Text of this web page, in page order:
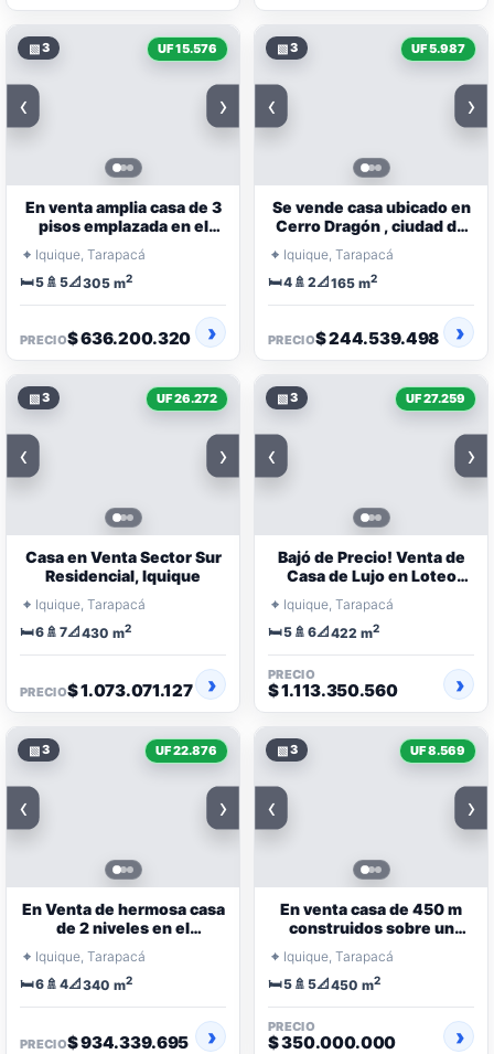
▧3 UF 15.576
‹ ›
En venta amplia casa de 3
pisos emplazada en el
sector Sur de Iquique
⌖ Iquique, Tarapacá
🛏️5 🚿 5📐305 m2
PRECIO$ 636.200.320
▧3 UF 5.987
‹ ›
Se vende casa ubicado en
Cerro Dragón , ciudad de
Iquique.
⌖ Iquique, Tarapacá
🛏️4 🚿 2📐165 m2
PRECIO$ 244.539.498
▧3 UF 26.272
‹ ›
Casa en Venta Sector Sur
Residencial, Iquique
⌖ Iquique, Tarapacá
🛏️6 🚿 7📐430 m2
PRECIO$ 1.073.071.127
▧3 UF 27.259
‹ ›
Bajó de Precio! Venta de
Casa de Lujo en Loteo
Parador del Sol
Huayquique
⌖ Iquique, Tarapacá
🛏️5 🚿 6📐422 m2
PRECIO
$ 1.113.350.560
▧3 UF 22.876
‹ ›
En Venta de hermosa casa
de 2 niveles en el
exclusivo Pasaje Pukara
Turi
⌖ Iquique, Tarapacá
🛏️6 🚿 4📐340 m2
PRECIO$ 934.339.695
▧3 UF 8.569
‹ ›
En venta casa de 450 m
construidos sobre un
terreno de 200 m
⌖ Iquique, Tarapacá
🛏️5 🚿 5📐450 m2
PRECIO
$ 350.000.000